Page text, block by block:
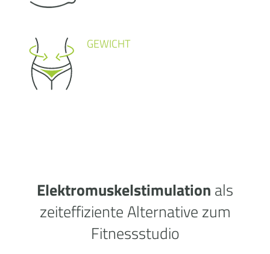
GEWICHT
Elektromuskelstimulation als
zeiteffiziente Alternative zum
Fitnessstudio